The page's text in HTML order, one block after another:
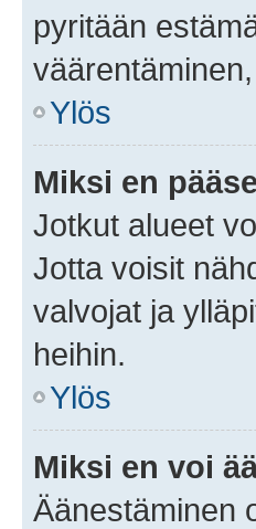
pyritään
Ylös
Miksi en
Jotkut alueet
Jotta voisit
valvojat ja
heihin.
Ylös
Miksi en voi
Äänestäminen